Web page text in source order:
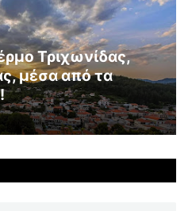
Τριχωνίδας,
μέσα από τα